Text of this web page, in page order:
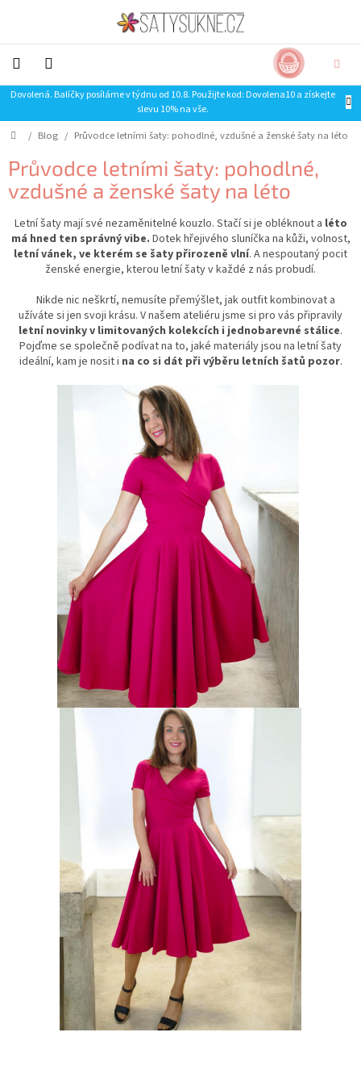
Dovolená. Balíčky posíláme v týdnu od 10.8. Použijte kod: Dovolena10 a získejte
slevu 10% na vše.
NOVINKY-
Šaty
Sukně
Trička
SLEVA
Doplňky
Domů
/ Blog / Průvodce letními šaty: pohodlné, vzdušné a ženské šaty na léto
Průvodce letními šaty: pohodlné,
vzdušné a ženské šaty na léto
Letní šaty mají své nezaměnitelné kouzlo. Stačí si je obléknout a léto
má hned ten správný vibe. Dotek hřejivého sluníčka na kůži, volnost,
letní vánek, ve kterém se šaty přirozeně vlní. A nespoutaný pocit
ženské energie, kterou letní šaty v každé z nás probudí.
Nikde nic neškrtí, nemusíte přemýšlet, jak outfit kombinovat a
užíváte si jen svoji krásu. V našem ateliéru jsme si pro vás připravily
letní novinky v limitovaných kolekcích i jednobarevné stálice.
Pojďme se společně podívat na to, jaké materiály jsou na letní šaty
ideální, kam je nosit i na co si dát při výběru letních šatů pozor.